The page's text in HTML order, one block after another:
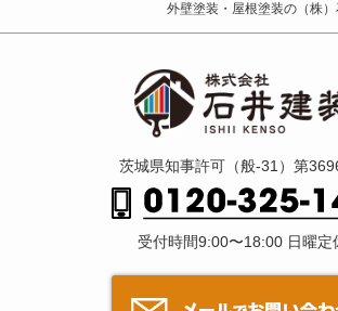
外壁塗装・屋根塗装の（株
茨城県知事許可（般-31）第
受付時間9:00〜18:00 日曜定